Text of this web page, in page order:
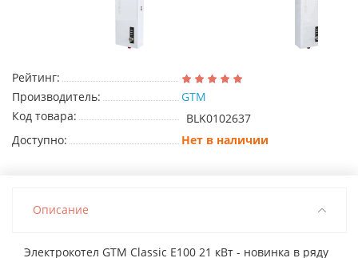
Рейтинг:
Производитель:
GTM
Код товара:
BLK0102637
Доступно:
Нет в наличии
Описание
Электрокотел GTM Classic E100 21 кВт - новинка в ряду